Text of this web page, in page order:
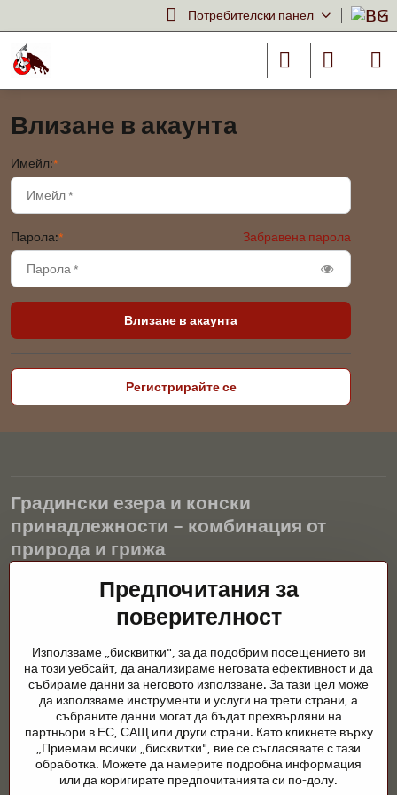
Потребителски панел
Влизане в акаунта
Имейл:*
Забравена парола
Парола:*
Влизане в акаунта
Регистрирайте се
Градински езера и конски
принадлежности – комбинация от
природа и грижа
Градинските езера са красиво допълнение към всеки екстериор
и създават хармонична среда за релаксация и живот на водните
животни. Правилната технология, филтрацията и редовната
през цялата година. Също толкова важна е грижата за
животните, които са част от нашия живот.
Конете се нуждаят от висококачествени конски принадлежности,
правилно хранене и отговорни грижи, за да бъдат здрави, силни
и доволни. Независимо дали става въпрос за екипировка за
ездачи, развъдчици или любители на природата, целта е да се
създаде среда, която подкрепя естествения баланс,
Предпочитания за
поверителност
Използваме „бисквитки", за да подобрим посещението ви
на този уебсайт, да анализираме неговата ефективност и да
събираме данни за неговото използване. За тази цел може
да използваме инструменти и услуги на трети страни, а
събраните данни могат да бъдат прехвърляни на
партньори в ЕС, САЩ или други страни. Като кликнете върху
„Приемам всички „бисквитки", вие се съгласявате с тази
обработка. Можете да намерите подробна информация
или да коригирате предпочитанията си по-долу.